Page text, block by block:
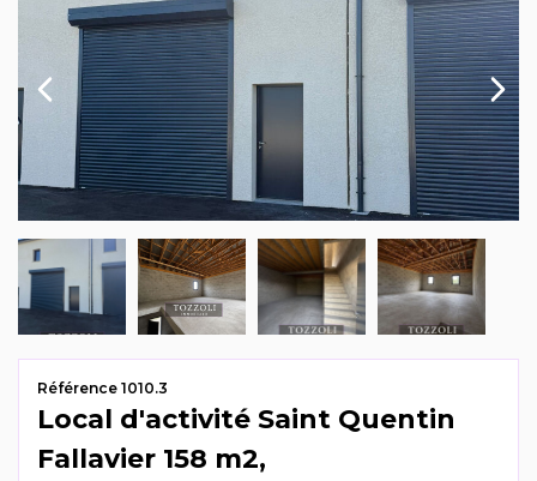
Locations
Notre agence
Mag & actus
Contactez-nous
Référence 1010.3
Local d'activité Saint Quentin
Fallavier 158 m2,